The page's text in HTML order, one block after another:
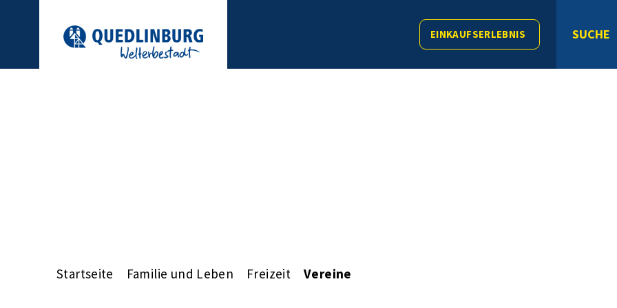
EINKAUFSERLEBNIS SUCHE
Startseite Familie und Leben Freizeit Vereine